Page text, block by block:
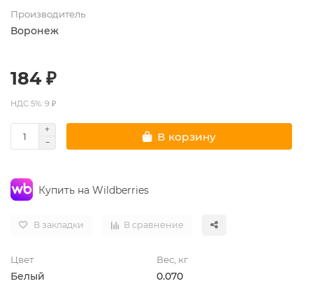
Производитель
Воронеж
184 ₽
НДС 5%: 9 ₽
В корзину
Купить на Wildberries
В закладки В сравнение
Цвет
Белый
Вес, кг
0.070